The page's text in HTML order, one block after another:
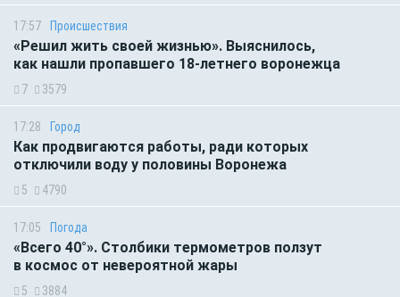
17:57 Происшествия
«Решил жить своей жизнью». Выяснилось,
как нашли пропавшего 18-летнего воронежца
7 3579
17:28 Город
Как продвигаются работы, ради которых
отключили воду у половины Воронежа
5 4790
17:05 Погода
«Всего 40°». Столбики термометров ползут
в космос от невероятной жары
5 3884